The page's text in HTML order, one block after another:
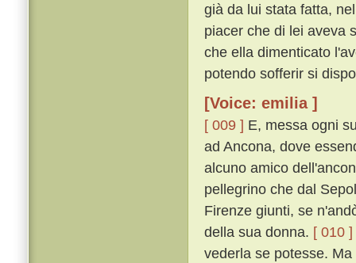
già da lui stata fatta,
piacer che di lei aveva
che ella dimenticato
potendo sofferir si
[Voice: emilia ]
[ 009 ] E, messa ogni
ad Ancona, dove
alcuno amico
pellegrino che dal
Firenze giunti, se
della sua donna. [ 010 ]
vederla se potesse.